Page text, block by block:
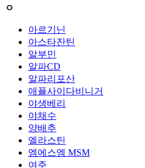
ㅇ
아르기닌
아스타잔틴
알부민
알파CD
알파리포산
애플사이다비니거
야생베리
야채수
양배추
엘라스틴
엠에스엠 MSM
여주